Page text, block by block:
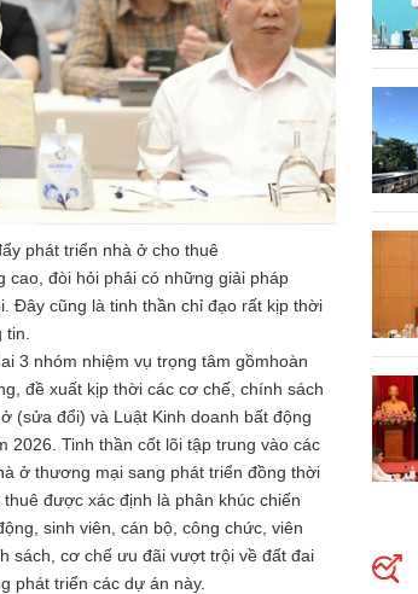
phát triển nhà ở cho thuê
cao, đòi hỏi phải có những giải pháp
Đây cũng là tinh thần chỉ đạo rất kịp thời
3 nhóm nhiệm vụ trọng tâm gồmhoàn
đề xuất kịp thời các cơ chế, chính sách
(sửa đổi) và Luật Kinh doanh bất động
2026. Tinh thần cốt lõi tập trung vào các
ở thương mại sang phát triển đồng thời
được xác định là phân khúc chiến
sinh viên, cán bộ, công chức, viên
sách, cơ chế ưu đãi vượt trội về đất đai
phát triển các dự án này.